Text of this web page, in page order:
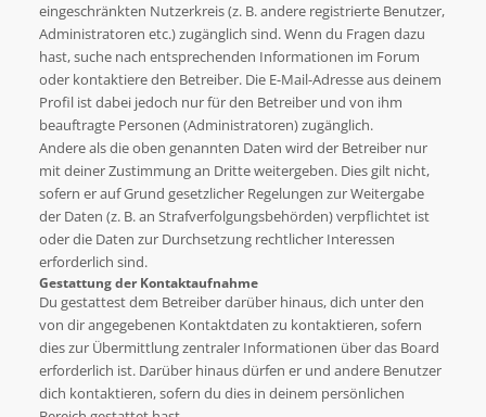
eingeschränkten Nutzerkreis (z. B. andere registrierte Benutzer,
Administratoren etc.) zugänglich sind. Wenn du Fragen dazu
hast, suche nach entsprechenden Informationen im Forum
oder kontaktiere den Betreiber. Die E-Mail-Adresse aus deinem
Profil ist dabei jedoch nur für den Betreiber und von ihm
beauftragte Personen (Administratoren) zugänglich.
Andere als die oben genannten Daten wird der Betreiber nur
mit deiner Zustimmung an Dritte weitergeben. Dies gilt nicht,
sofern er auf Grund gesetzlicher Regelungen zur Weitergabe
der Daten (z. B. an Strafverfolgungsbehörden) verpflichtet ist
oder die Daten zur Durchsetzung rechtlicher Interessen
erforderlich sind.
Gestattung der Kontaktaufnahme
Du gestattest dem Betreiber darüber hinaus, dich unter den
von dir angegebenen Kontaktdaten zu kontaktieren, sofern
dies zur Übermittlung zentraler Informationen über das Board
erforderlich ist. Darüber hinaus dürfen er und andere Benutzer
dich kontaktieren, sofern du dies in deinem persönlichen